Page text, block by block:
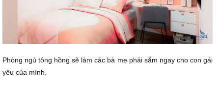
Phòng ngủ tông hồng sẽ làm các bà mẹ phải sắm ngay cho con gái
yêu của mình.